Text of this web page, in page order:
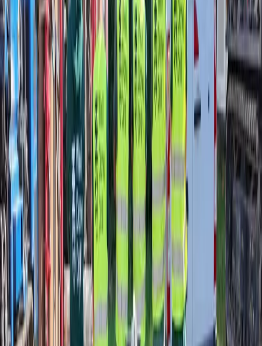
Für Privatpersonen
Geothermie für Ihr Zuhause
Bauen oder renovieren Sie? Geothermie ist eine nachhaltige Lösung
zum Heizen und Kühlen Ihres Hauses mit einem ausgezeichneten
Komfortniveau und einer starken Kostenstabilität auf lange Sicht.
Angebot anfordern
Für Unternehmen